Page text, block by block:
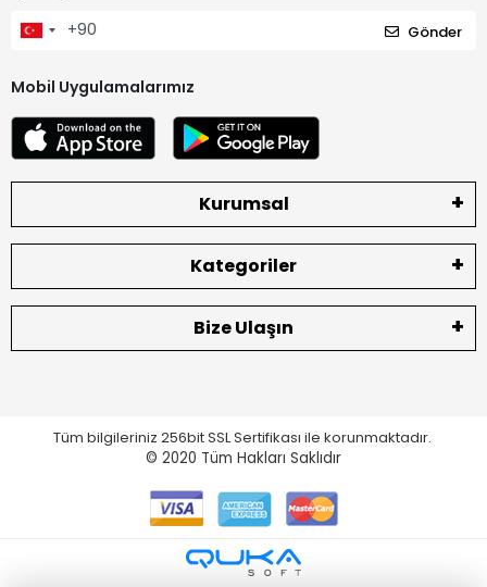
Gönder
Mobil Uygulamalarımız
Kurumsal
Kategoriler
Bize Ulaşın
Tüm bilgileriniz 256bit SSL Sertifikası ile korunmaktadır.
© 2020 Tüm Hakları Saklıdır